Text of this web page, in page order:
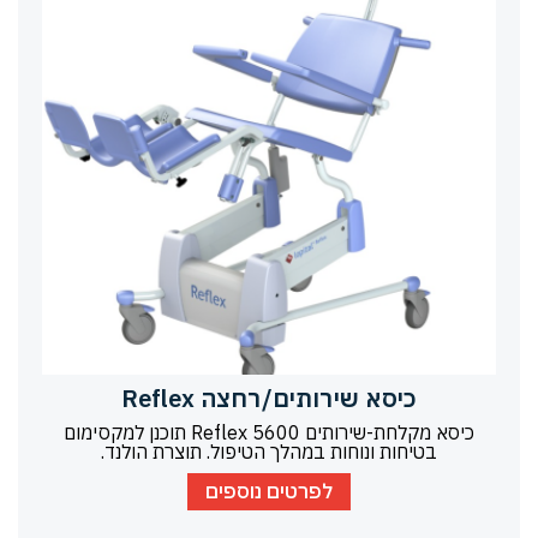
כיסא שירותים/רחצה Reflex
כיסא מקלחת-שירותים Reflex 5600 תוכנן למקסימום
בטיחות ונוחות במהלך הטיפול. תוצרת הולנד.
לפרטים נוספים